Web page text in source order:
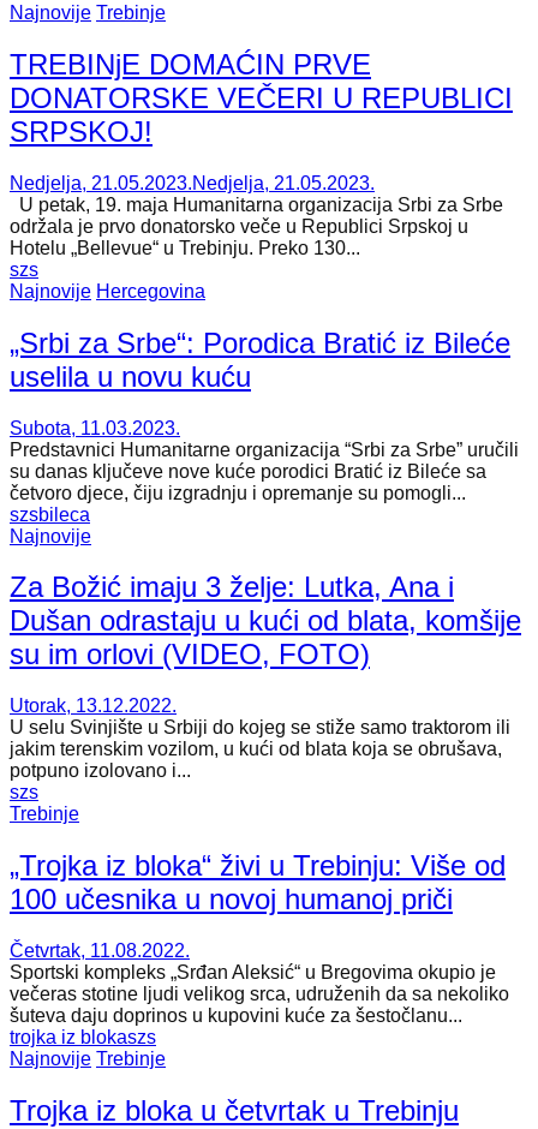
Najnovije Trebinje
TREBINjE DOMAĆIN PRVE
DONATORSKE VEČERI U REPUBLICI
SRPSKOJ!
Nedjelja, 21.05.2023.Nedjelja, 21.05.2023.
U petak, 19. maja Humanitarna organizacija Srbi za Srbe
održala je prvo donatorsko veče u Republici Srpskoj u
Hotelu „Bellevue“ u Trebinju. Preko 130...
szs
Najnovije Hercegovina
„Srbi za Srbe“: Porodica Bratić iz Bileće
uselila u novu kuću
Subota, 11.03.2023.
Predstavnici Humanitarne organizacija “Srbi za Srbe” uručili
su danas ključeve nove kuće porodici Bratić iz Bileće sa
četvoro djece, čiju izgradnju i opremanje su pomogli...
szsbileca
Najnovije
Za Božić imaju 3 želje: Lutka, Ana i
Dušan odrastaju u kući od blata, komšije
su im orlovi (VIDEO, FOTO)
Utorak, 13.12.2022.
U selu Svinjište u Srbiji do kojeg se stiže samo traktorom ili
jakim terenskim vozilom, u kući od blata koja se obrušava,
potpuno izolovano i...
szs
Trebinje
„Trojka iz bloka“ živi u Trebinju: Više od
100 učesnika u novoj humanoj priči
Četvrtak, 11.08.2022.
Sportski kompleks „Srđan Aleksić“ u Bregovima okupio je
večeras stotine ljudi velikog srca, udruženih da sa nekoliko
šuteva daju doprinos u kupovini kuće za šestočlanu...
trojka iz blokaszs
Najnovije Trebinje
Trojka iz bloka u četvrtak u Trebinju